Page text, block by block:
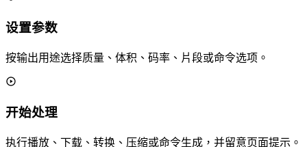
设置参数
按输出用途选择质量、体积、码率、片段或命令选项。
开始处理
执行播放、下载、转换、压缩或命令生成，并留意页面提示。